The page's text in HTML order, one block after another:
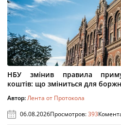
НБУ змінив правила
коштів: що зміниться для
Автор:Лента от Протокола
06.08.2026Просмотров:393